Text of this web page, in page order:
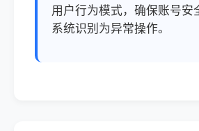
用户行为模式，确保账号安
系统识别为异常操作。